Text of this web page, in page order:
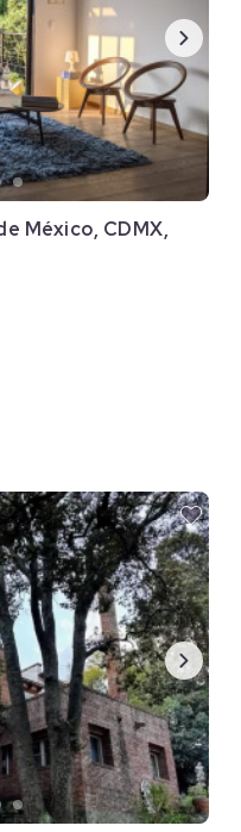
México, CDMX,